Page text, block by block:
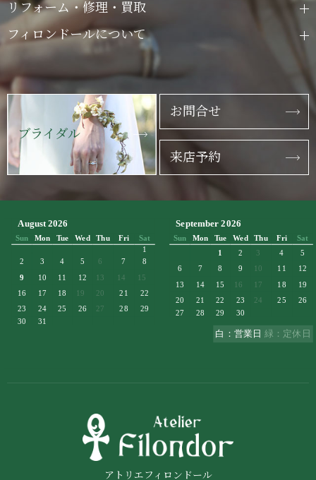
リフォーム・修理・買取
フィロンドールについて
ブライダル
お問合せ
来店予約
アトリエフィロンドール